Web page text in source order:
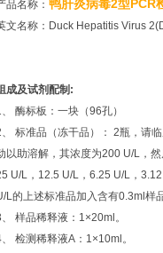
品名称： 鸭肝炎病毒2型PCR
文名称：Duck Hepatitis Virus
成及试剂配制:
酶标板：一块（96孔）
标准品（冻干品）： 2瓶，请
以助溶解，其浓度为200 U/L，
U/L，12.5 U/L，6.25 U/L，
L的上述标准品加入含有0.3ml样
样品稀释液：1×20ml。
检测稀释液A：1×10ml。